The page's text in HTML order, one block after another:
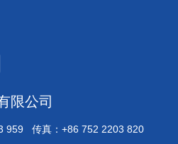
限公司
959 传真：+86 752 2203 820